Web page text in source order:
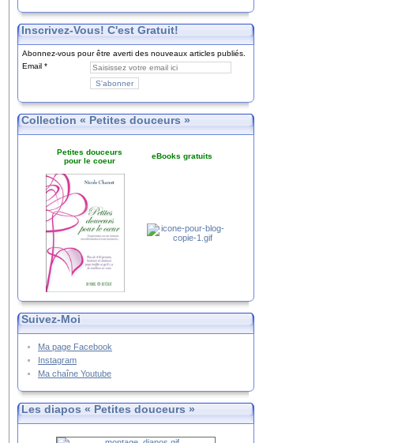
Inscrivez-Vous! C'est Gratuit!
Abonnez-vous pour être averti des nouveaux articles publiés.
Email
Collection « Petites douceurs »
Petites douceurs
pour le coeur
eBooks gratuits
Suivez-Moi
Ma page Facebook
Instagram
Ma chaîne Youtube
Les diapos « Petites douceurs »